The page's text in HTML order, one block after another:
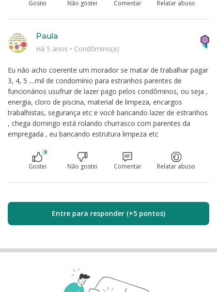
Gostei Não gostei Comentar Relatar abuso
Eu não acho coerente um morador se matar de trabalhar pagar
3, 4, 5 ....mil de condomínio para estranhos parentes de
funcionários usufruir de lazer pago pelos condôminos, ou seja ,
energia, cloro de piscina, material de limpeza, encargos
trabalhistas, segurança etc e você bancando lazer de estranhos
, chega domingo está rolando churrasco com parentes da
empregada , eu bancando estrutura limpeza etc
Paula
Há 5 anos • Condômino(a)
0
Gostei Não gostei Comentar Relatar abuso
Entre para responder (+5 pontos)